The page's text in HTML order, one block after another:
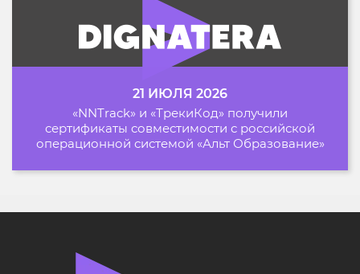
21 ИЮЛЯ 2026
«NNTrack» и «ТрекиКод» получили
сертификаты совместимости с российской
операционной системой «Альт Образование»